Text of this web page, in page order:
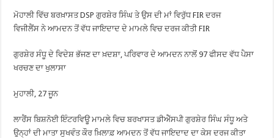
ਮੋਹਾਲੀ ਵਿੱਚ ਬਰਖ਼ਾਸਤ DSP ਗੁਰਸ਼ੇਰ ਸਿੰਘ ਤੇ ਉਸ ਦੀ ਮਾਂ ਵਿਰੁੱਧ FIR ਦਰਜ
ਵਿਜੀਲੈਂਸ ਨੇ ਆਮਦਨ ਤੋਂ ਵੱਧ ਜਾਇਦਾਦ ਦੇ ਮਾਮਲੇ ਵਿਚ ਦਰਜ ਕੀਤੀ FIR
ਗੁਰਸ਼ੇਰ ਸੰਧੂ ਦੇ ਵਿਦੇਸ਼ ਭੱਜਣ ਦਾ ਖ਼ਦਸ਼ਾ, ਪਰਿਵਾਰ ਦੇ ਆਮਦਨ ਨਾਲੋਂ 97 ਫੀਸਦ ਵੱਧ ਪੈਸਾ
ਖਰਚਣ ਦਾ ਖੁਲਾਸਾ
ਮੁਹਾਲੀ, 27 ਜੂਨ
ਲਾਰੈਂਸ ਬਿਸ਼ਨੋਈ ਇੰਟਰਵਿਊ ਮਾਮਲੇ ਵਿਚ ਬਰਖਾਸਤ ਡੀਐੱਸਪੀ ਗੁਰਸ਼ੇਰ ਸਿੰਘ ਸੰਧੂ ਅਤੇ
ਉਨ੍ਹਾਂ ਦੀ ਮਾਤਾ ਸੁਖਵੰਤ ਕੌਰ ਖ਼ਿਲਾਫ਼ ਆਮਦਨ ਤੋਂ ਵੱਧ ਜਾਇਦਾਦ ਦਾ ਕੇਸ ਦਰਜ ਕੀਤਾ